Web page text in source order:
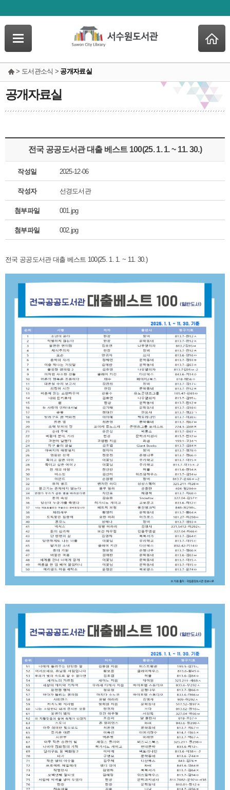
> 도서관소식 > 공개자료실
공개자료실
전국 공공도서관 대출 베스트 100(25. 1. 1. ~ 11. 30.)
작성일 2025-12-06
작성자 선경도서관
첨부파일 001.jpg
첨부파일 002.jpg
전국 공공도서관 대출 베스트 100(25. 1. 1. ~ 11. 30.)